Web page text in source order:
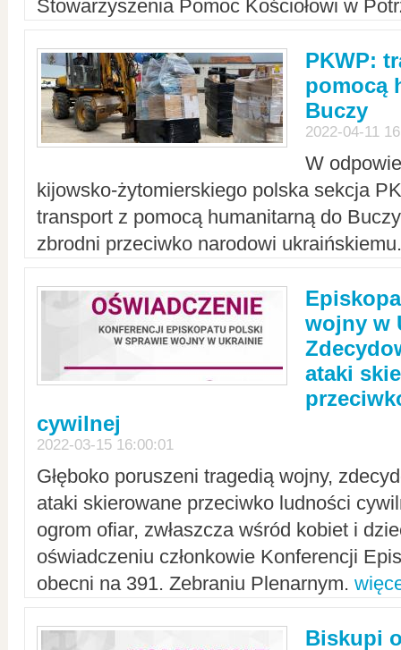
Stowarzyszenia Pomoc Kościołowi w
PKWP:
pomocą
Buczy
2022-04-11
W
kijowsko-żytomierskiego polska sekcja
transport z pomocą humanitarną do
zbrodni przeciwko narodowi
wojny w
ataki
cywilnej
2022-03-15 16:00:01
Głęboko poruszeni tragedią wojny,
ataki skierowane przeciwko ludności
ogrom ofiar, zwłaszcza wśród kobiet i
oświadczeniu członkowie Konferencji
obecni na 391. Zebraniu Plenarnym.
Biskupi